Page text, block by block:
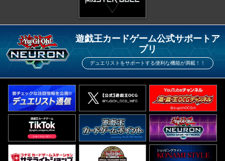
遊戯王カードゲーム公式サポートア
プリ
デュエリストをサポートする便利な機能が満載！！